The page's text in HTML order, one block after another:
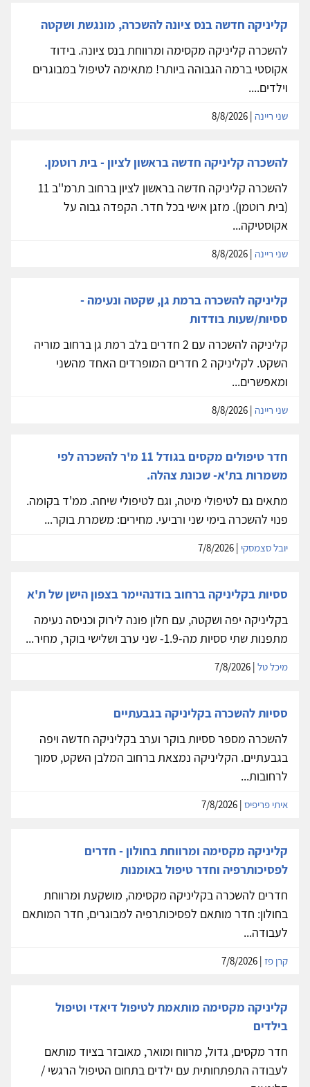
קליניקה חדשה בנס ציונה להשכרה, מונגשת ושקטה
להשכרה קליניקה מקסימה ומרווחת בנס ציונה. בידוד
אקוסטי ברמה הגבוהה ביותר! מתאימה לטיפול במבוגרים
וילדים....
שני ריינה
להשכרה קליניקה חדשה בראשון לציון - בית רוטמן.
להשכרה קליניקה חדשה בראשון לציון ברחוב תרמ''ב 11
(בית רוטמן). מזגן אישי בכל חדר. הקפדה גבוה על
אקוסטיקה...
שני ריינה
קליניקה להשכרה ברמת גן, שקטה ונעימה -
ססיות/שעות בודדות
קליניקה להשכרה עם 2 חדרים בלב רמת גן ברחוב מוריה
השקט. לקליניקה 2 חדרים המופרדים האחד מהשני
ומאפשרים...
שני ריינה
חדר טיפולים מקסים בגודל 11 מ'ר להשכרה לפי
משמרות בת'א- שכונת צהלה.
מתאים גם לטיפולי מיטה, וגם לטיפולי שיחה. ממ'ד בקומה.
פנוי להשכרה בימי שני ורביעי. מחירים: משמרת בוקר...
יובל סצמסקי
ססיות בקליניקה ברחוב בודנהיימר בצפון הישן של ת'א
בקליניקה יפה ושקטה, עם חלון פונה לירוק וכניסה נעימה
מתפנות שתי ססיות מה-1.9- שני ערב ושלישי בוקר, מחיר...
מיכל טל
ססיות להשכרה בקליניקה בגבעתיים
להשכרה מספר ססיות בוקר וערב בקליניקה חדשה ויפה
בגבעתיים. הקליניקה נמצאת ברחוב המלבן השקט, סמוך
לרחובות...
איתי פריפיס
קליניקה מקסימה ומרווחת בחולון - חדרים
לפסיכותרפיה וחדר טיפול באומנות
חדרים להשכרה בקליניקה מקסימה, מושקעת ומרווחת
בחולון: חדר מותאם לפסיכותרפיה למבוגרים, חדר המותאם
לעבודה...
קרן פז
קליניקה מקסימה מותאמת לטיפול דיאדי וטיפול
בילדים
חדר מקסים, גדול, מרווח ומואר, מאובזר בציוד מותאם
לעבודה התפתחותית עם ילדים בתחום הטיפול הרגשי /